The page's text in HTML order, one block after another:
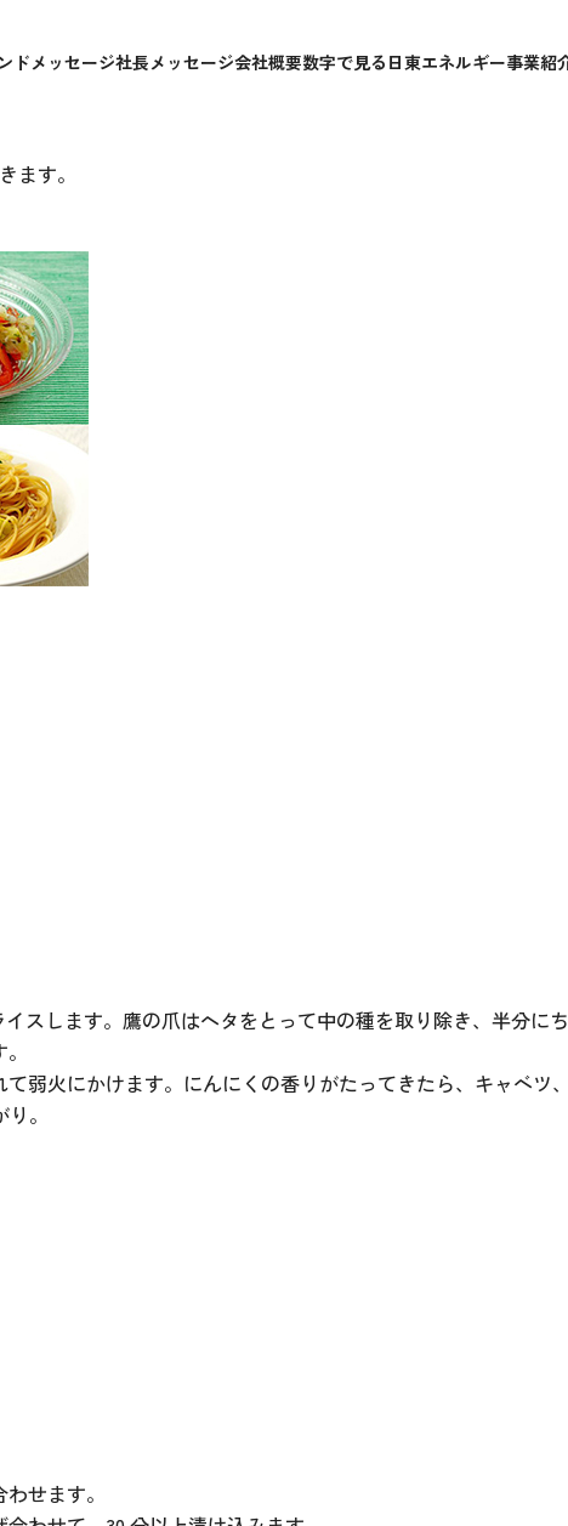
ドメッセージ社長メッセージ会社概要数字で見る日東エネルギー事業紹
炒め
ます。
スします。鷹の爪はヘタをとって中の種を取り除き、半分にち
弱火にかけます。にんにくの香りがたってきたら、キャベツ
。
せます。